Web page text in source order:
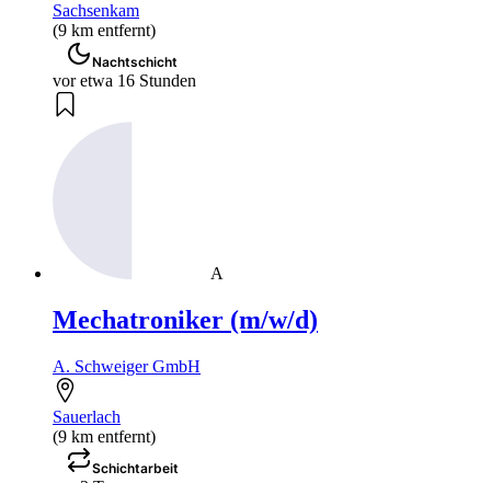
Sachsenkam
(9 km entfernt)
Nachtschicht
vor etwa 16 Stunden
A
Mechatroniker (m/w/d)
A. Schweiger GmbH
Sauerlach
(9 km entfernt)
Schichtarbeit